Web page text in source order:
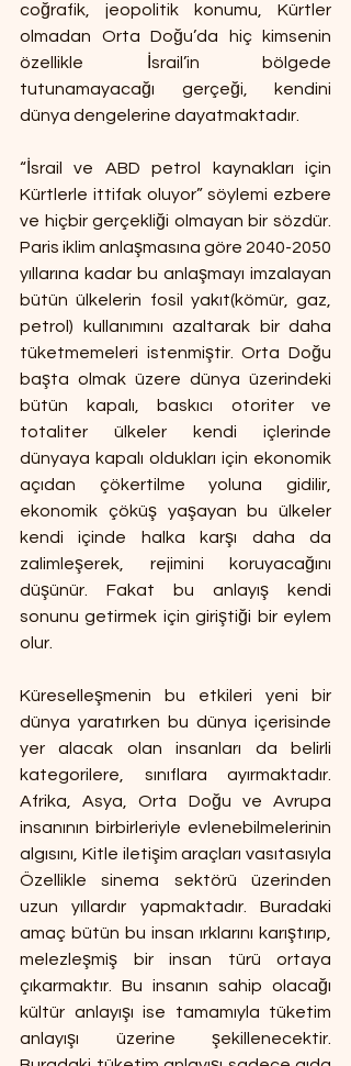
coğrafik, jeopolitik konumu, Kürtler
olmadan Orta Doğu’da hiç kimsenin
özellikle İsrail’in bölgede
tutunamayacağı gerçeği, kendini
dünya dengelerine dayatmaktadır.
“İsrail ve ABD petrol kaynakları için
Kürtlerle ittifak oluyor” söylemi ezbere
ve hiçbir gerçekliği olmayan bir sözdür.
Paris iklim anlaşmasına göre 2040-2050
yıllarına kadar bu anlaşmayı imzalayan
bütün ülkelerin fosil yakıt(kömür, gaz,
petrol) kullanımını azaltarak bir daha
tüketmemeleri istenmiştir. Orta Doğu
başta olmak üzere dünya üzerindeki
bütün kapalı, baskıcı otoriter ve
totaliter ülkeler kendi içlerinde
dünyaya kapalı oldukları için ekonomik
açıdan çökertilme yoluna gidilir,
ekonomik çöküş yaşayan bu ülkeler
kendi içinde halka karşı daha da
zalimleşerek, rejimini koruyacağını
düşünür. Fakat bu anlayış kendi
sonunu getirmek için giriştiği bir eylem
olur.
Küreselleşmenin bu etkileri yeni bir
dünya yaratırken bu dünya içerisinde
yer alacak olan insanları da belirli
kategorilere, sınıflara ayırmaktadır.
Afrika, Asya, Orta Doğu ve Avrupa
insanının birbirleriyle evlenebilmelerinin
algısını, Kitle iletişim araçları vasıtasıyla
Özellikle sinema sektörü üzerinden
uzun yıllardır yapmaktadır. Buradaki
amaç bütün bu insan ırklarını karıştırıp,
melezleşmiş bir insan türü ortaya
çıkarmaktır. Bu insanın sahip olacağı
kültür anlayışı ise tamamıyla tüketim
anlayışı üzerine şekillenecektir.